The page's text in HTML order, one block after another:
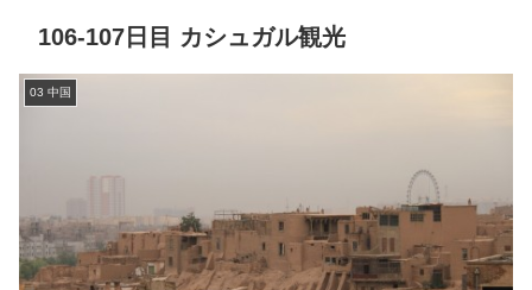
106-107日目 カシュガル観光
03 中国